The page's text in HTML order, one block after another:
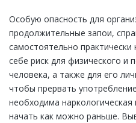
Особую опасность для
продолжительные запои,
самостоятельно
себе риск для физического и
человека, а также для его
чтобы прервать
необходима
начать как можно раньше.